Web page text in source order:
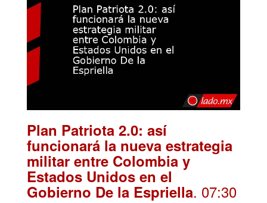
Plan Patriota 2.0: así
funcionará la nueva estrategia
militar entre Colombia y
Estados Unidos en el
Gobierno De la Espriella. 07:30